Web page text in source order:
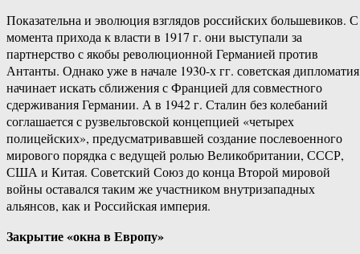
Показательна и эволюция взглядов российских большевиков. С
момента прихода к власти в 1917 г. они выступали за
партнерство с якобы революционной Германией против
Антанты. Однако уже в начале 1930-х гг. советская дипломатия
начинает искать сближения с Францией для совместного
сдерживания Германии. А в 1942 г. Сталин без колебаний
соглашается с рузвельтовской концепцией «четырех
полицейских», предусматривавшей создание послевоенного
мирового порядка с ведущей ролью Великобритании, СССР,
США и Китая. Советский Союз до конца Второй мировой
войны оставался таким же участником внутризападных
альянсов, как и Российская империя.
Закрытие «окна в Европу»